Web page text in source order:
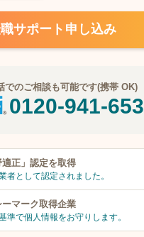
サポート申し込み
でのご相談も可能です(携帯 OK)
0120-941-653
正」 認定を取得
者として認定されました。
マーク取得企業
準で個人情報をお守りします。